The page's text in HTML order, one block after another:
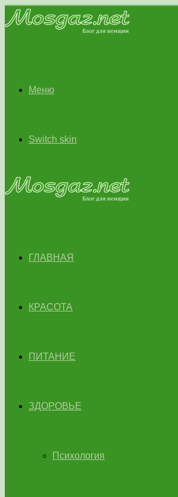
Меню
Switch skin
ГЛАВНАЯ
КРАСОТА
ПИТАНИЕ
ЗДОРОВЬЕ
Психология